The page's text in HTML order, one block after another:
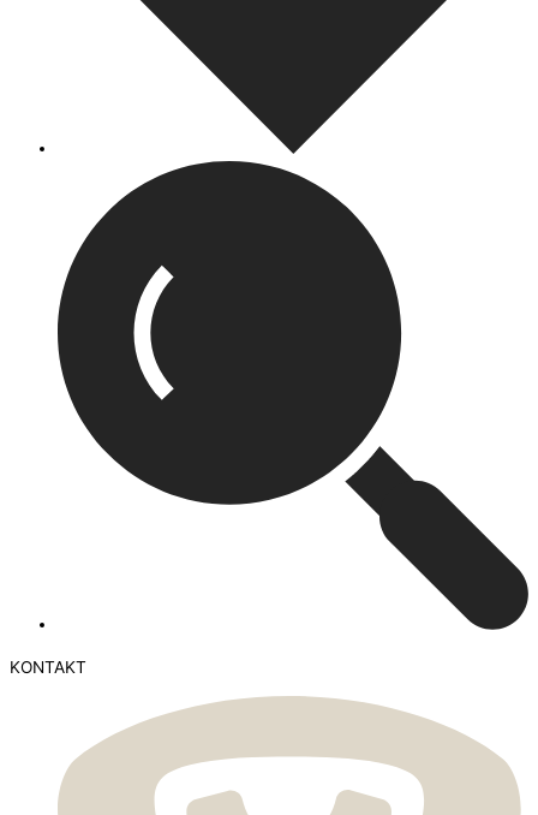
KONTAKT